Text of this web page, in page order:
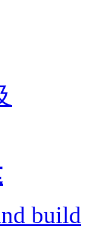
build